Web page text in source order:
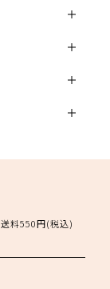
料550円(税込)